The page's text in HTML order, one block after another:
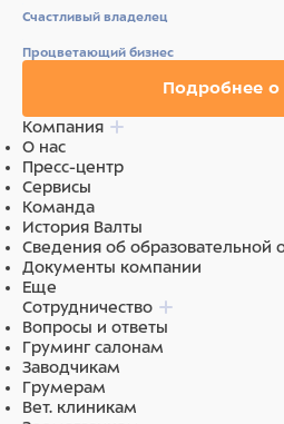
Состав:Экстракты
культуры, Растительные
(растительные),
Счастливый владелец
Процветающий бизнес
Подробнее о
Компания
О нас
Пресс-центр
Сервисы
Команда
История Валты
Сведения об образовательной
Документы компании
Еще
Сотрудничество
Вопросы и ответы
Груминг салонам
Заводчикам
Грумерам
Вет. клиникам